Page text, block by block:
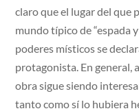
claro que el lugar del que
mundo típico de “espada
poderes místicos se
protagonista. En general,
obra sigue siendo
tanto como sí lo hubiera